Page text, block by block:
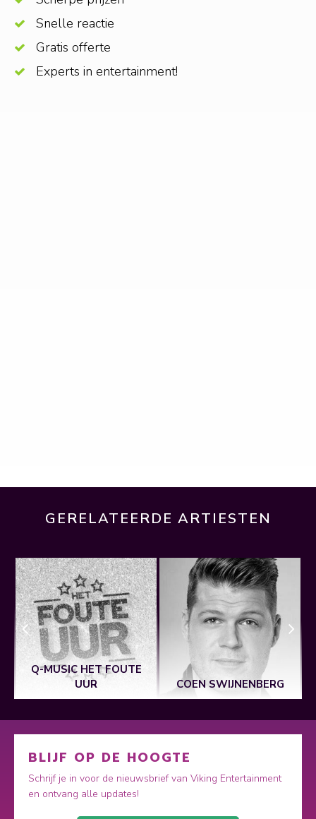
Snelle reactie
Gratis offerte
Experts in entertainment!
GERELATEERDE ARTIESTEN
Q-MUSIC HET FOUTE
UUR
COEN SWIJNENBERG
BLIJF OP DE HOOGTE
Schrijf je in voor de nieuwsbrief van Viking Entertainment
en ontvang alle updates!